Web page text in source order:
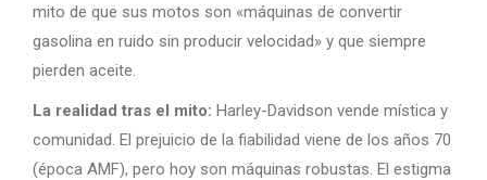
mito de que sus motos son «máquinas de convertir
gasolina en ruido sin producir velocidad» y que siempre
pierden aceite.
La realidad tras el mito: Harley-Davidson vende mística y
comunidad. El prejuicio de la fiabilidad viene de los años 70
(época AMF), pero hoy son máquinas robustas. El estigma